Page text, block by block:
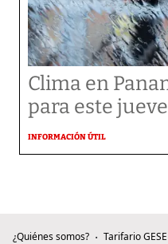
Clima en
para este
INFORMACIÓN ÚTIL
¿Quiénes somos? Tarifario GESE